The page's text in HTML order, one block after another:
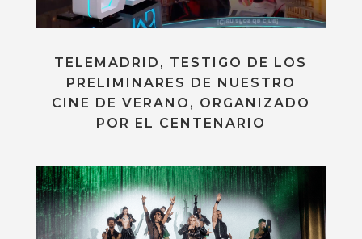
TELEMADRID, TESTIGO DE LOS
PRELIMINARES DE NUESTRO
CINE DE VERANO, ORGANIZADO
POR EL CENTENARIO